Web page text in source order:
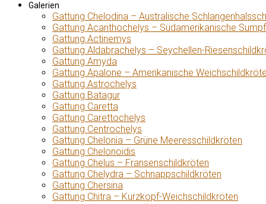
Galerien
Gattung Chelodina – Australische
Gattung Acanthochelys – Südamerikanische
Gattung Actinemys
Gattung Aldabrachelys – Seychellen-
Gattung Amyda
Gattung Apalone – Amerikanische
Gattung Astrochelys
Gattung Batagur
Gattung Caretta
Gattung Carettochelys
Gattung Centrochelys
Gattung Chelonia – Grüne Meeresschildkröten
Gattung Chelonoidis
Gattung Chelus – Fransenschildkröten
Gattung Chelydra – Schnappschildkröten
Gattung Chersina
Gattung Chitra – Kurzkopf-Weichschildkröten